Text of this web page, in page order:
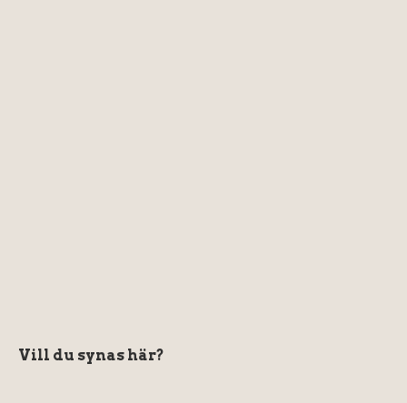
Vill du synas här?